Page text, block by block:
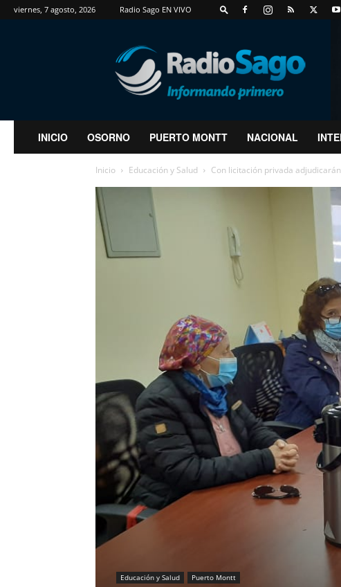
viernes, 7 agosto, 2026 Radio Sago EN VIVO
RadioSago
INICIO OSORNO PUERTO MONTT NACIONAL
Inicio Educación y Salud Con licitación privada
Educación y Salud Puerto Montt